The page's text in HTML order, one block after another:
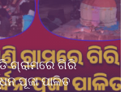
ଗ୍ରାମରେ ଗିରି
ପୂଜା ପାଳିତ